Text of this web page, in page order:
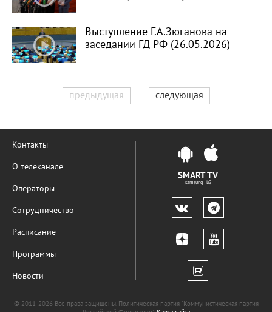
Выступление Г.А.Зюганова на
заседании ГД РФ (26.05.2026)
предыдущая следующая
Контакты
О телеканале
Операторы
Сотрудничество
Расписание
Программы
Новости
SMART TV
samsung LG
© 2011-2026 Все права защищены. Политическая партия "Коммунистическая партия